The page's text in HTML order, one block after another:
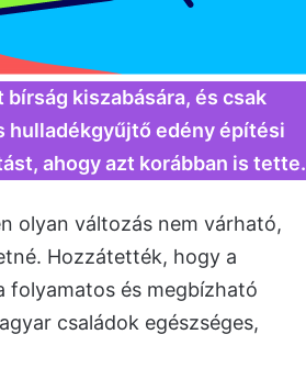
kiszabására, és csak
hulladékgyűjtő edény építési
ahogy azt korábban is tette.
olyan változás nem várható,
Hozzátették, hogy a
folyamatos és megbízható
családok egészséges,